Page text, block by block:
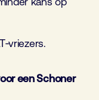
een Schoner